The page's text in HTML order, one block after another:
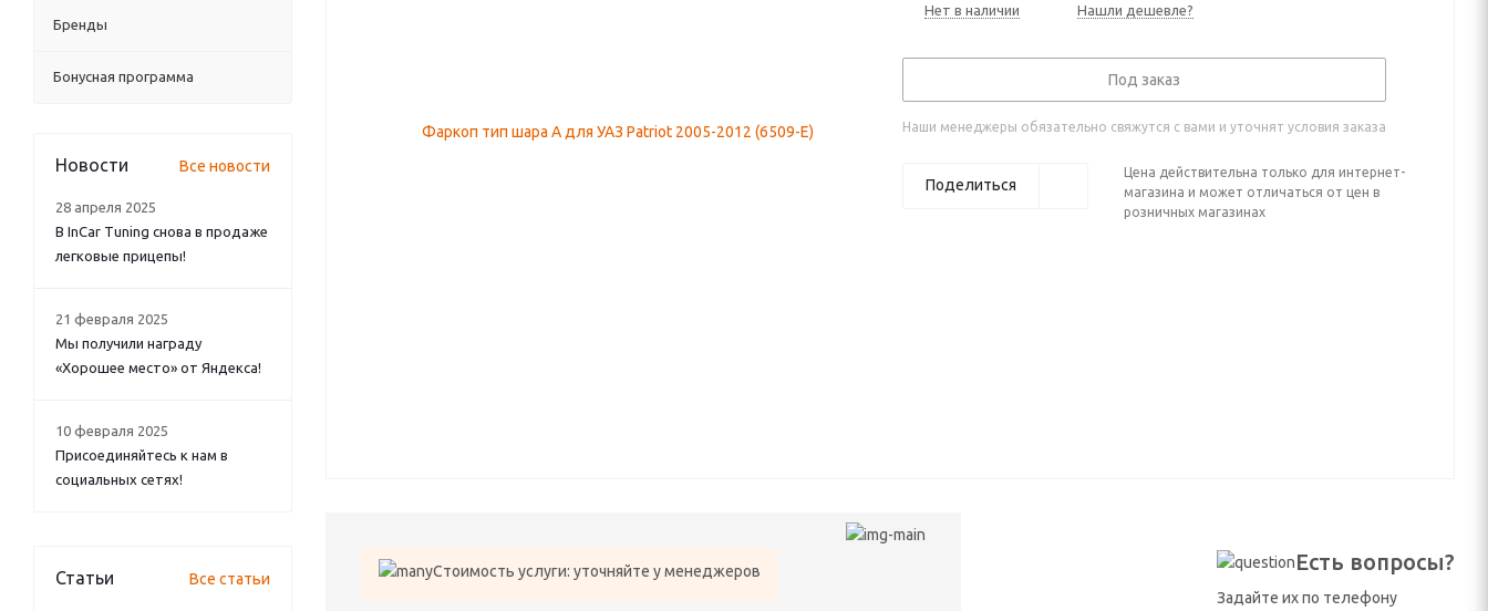
Нет в наличии Нашли дешевле?
Под заказ
Наши менеджеры обязательно свяжутся с вами и уточнят условия заказа
Поделиться
Цена действительна только для интернет-
магазина и может отличаться от цен в
розничных магазинах
Стоимость услуги: уточняйте у менеджеров Есть вопросы?
Задайте их по телефону
Бренды
Бонусная программа
Новости Все новости
28 апреля 2025
В InCar Tuning снова в продаже
легковые прицепы!
21 февраля 2025
Мы получили награду
«Хорошее место» от Яндекса!
10 февраля 2025
Присоединяйтесь к нам в
социальных сетях!
Статьи Все статьи